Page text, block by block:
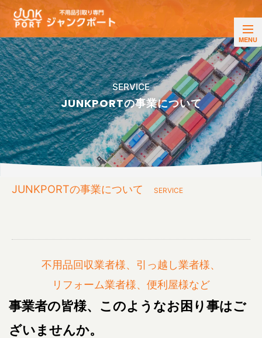
SERVICE
JUNKPORTの事業について
JUNKPORTの事業について SERVICE
不用品回収業者様、引っ越し業者様、
リフォーム業者様、便利屋様など
事業者の皆様、このようなお困り事はご
ざいませんか。